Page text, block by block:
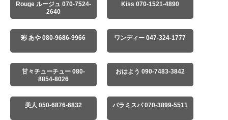
Rouge ルージュ 070-7524-
2640
Kiss 070-1521-4890
彩 あや 080-9686-9966 ワンディー 047-324-1777
甘々チューチュー 080-
8854-8026
おはよう 090-7483-3842
美人 050-6876-6832 バラミスパ 070-3899-5511